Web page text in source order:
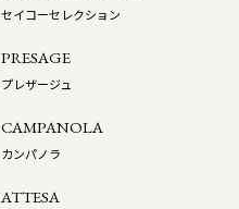
セイコーセレクション
PRESAGE
プレザージュ
CAMPANOLA
カンパノラ
ATTESA